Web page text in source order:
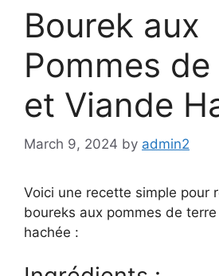
Bourek aux
Pommes
et Viande
March 9, 2024 by admin2
Voici une recette simple pour
boureks aux pommes de
hachée :